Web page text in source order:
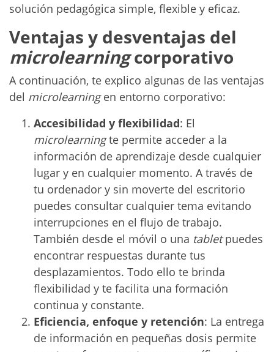
solución pedagógica simple, flexible y eficaz.
Ventajas y desventajas del
microlearningcorporativo
A continuación, te explico algunas de las ventajas
del microlearningen entorno corporativo:
Accesibilidad y flexibilidad: El
microlearningte permite acceder a la
información de aprendizaje desde cualquier
lugar y en cualquier momento. A través de
tu ordenador y sin moverte del escritorio
puedes consultar cualquier tema evitando
interrupciones en el flujo de trabajo.
También desde el móvil o una tabletpuedes
encontrar respuestas durante tus
desplazamientos. Todo ello te brinda
flexibilidad y te facilita una formación
continua y constante.
Eficiencia, enfoque y retención: La entrega
de información en pequeñas dosis permite